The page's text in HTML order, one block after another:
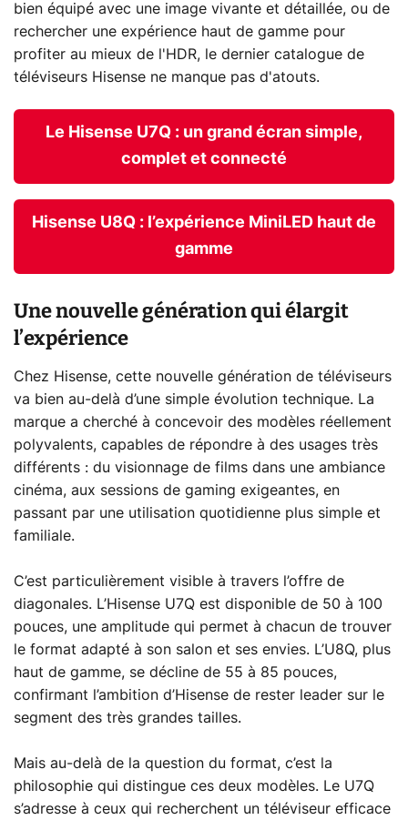
bien équipé avec une image vivante et détaillée, ou de
rechercher une expérience haut de gamme pour
profiter au mieux de l'HDR, le dernier catalogue de
téléviseurs Hisense ne manque pas d'atouts.
Le Hisense U7Q : un grand écran simple,
complet et connecté
Hisense U8Q : l’expérience MiniLED haut de
gamme
Une nouvelle génération qui élargit
l’expérience
Chez Hisense, cette nouvelle génération de téléviseurs
va bien au-delà d’une simple évolution technique. La
marque a cherché à concevoir des modèles réellement
polyvalents, capables de répondre à des usages très
différents : du visionnage de films dans une ambiance
cinéma, aux sessions de gaming exigeantes, en
passant par une utilisation quotidienne plus simple et
familiale.
C’est particulièrement visible à travers l’offre de
diagonales. L’Hisense U7Q est disponible de 50 à 100
pouces, une amplitude qui permet à chacun de trouver
le format adapté à son salon et ses envies. L’U8Q, plus
haut de gamme, se décline de 55 à 85 pouces,
confirmant l’ambition d’Hisense de rester leader sur le
segment des très grandes tailles.
Mais au-delà de la question du format, c’est la
philosophie qui distingue ces deux modèles. Le U7Q
s’adresse à ceux qui recherchent un téléviseur efficace